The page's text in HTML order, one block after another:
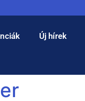
Új hírek